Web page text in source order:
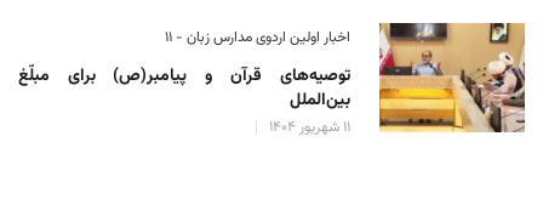
اخبار اولین اردوی مدارس زبان - ۱۱
توصیه‌های قرآن و پیامبر(ص) برای مبلّغ
بین‌الملل
۱۱ شهریور ۱۴۰۴